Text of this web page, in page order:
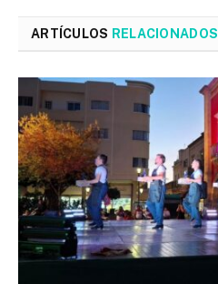
ARTÍCULOS RELACIONADOS